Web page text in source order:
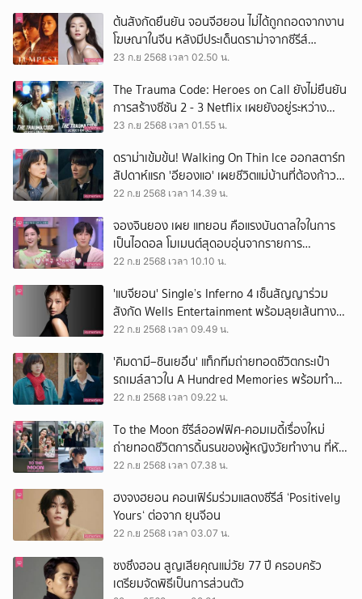
ต้นสังกัดยืนยัน จอนจีฮยอน ไม่ได้ถูกถอดจากงาน
โฆษณาในจีน หลังมีประเด็นดราม่าจากซีรีส์
Tempest
23 ก.ย 2568 เวลา 02.50 น.
The Trauma Code: Heroes on Call ยังไม่ยืนยัน
การสร้างซีซัน 2 - 3 Netflix เผยยังอยู่ระหว่าง
พิจารณา
23 ก.ย 2568 เวลา 01.55 น.
ดราม่าเข้มข้น! Walking On Thin Ice ออกสตาร์ท
สัปดาห์แรก 'อียองแอ' เผยชีวิตแม่บ้านที่ต้องก้าวสู่
โลกมืดเพื่อครอบครัว
22 ก.ย 2568 เวลา 14.39 น.
จองจินยอง เผย แทยอน คือแรงบันดาลใจในการ
เป็นไอดอล โมเมนต์สุดอบอุ่นจากรายการ
Amazing Saturday
22 ก.ย 2568 เวลา 10.10 น.
'แบจียอน' Single’s Inferno 4 เซ็นสัญญาร่วม
สังกัด Wells Entertainment พร้อมลุยเส้นทาง
นักแสดงเต็มตัว
22 ก.ย 2568 เวลา 09.49 น.
'คิมดามี–ชินเยอึน' แท็กทีมถ่ายทอดชีวิตกระเป๋า
รถเมล์สาวใน A Hundred Memories พร้อมทำ
สถิติเรตติ้งสูงสุดนับแต่ออนแอร์
22 ก.ย 2568 เวลา 09.22 น.
To the Moon ซีรีส์ออฟฟิศ-คอมเมดี้เรื่องใหม่
ถ่ายทอดชีวิตการดิ้นรนของผู้หญิงวัยทำงาน ที่หัน
ไปพึ่งโลกคริปโต
22 ก.ย 2568 เวลา 07.38 น.
ฮงจงฮยอน คอนเฟิร์มร่วมแสดงซีรีส์ ‘Positively
Yours‘ ต่อจาก ยุนจีอน
22 ก.ย 2568 เวลา 03.07 น.
ซงซึงฮอน สูญเสียคุณแม่วัย 77 ปี ครอบครัว
เตรียมจัดพิธีเป็นการส่วนตัว